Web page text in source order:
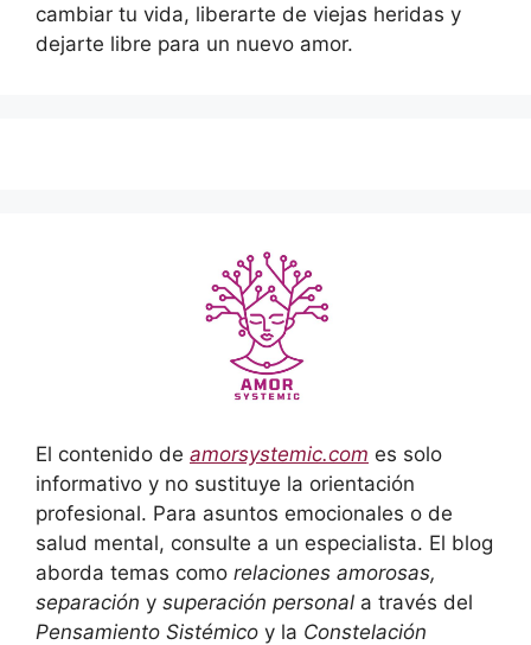
cambiar tu vida, liberarte de viejas heridas y
dejarte libre para un nuevo amor.
El contenido de amorsystemic.com es solo
informativo y no sustituye la orientación
profesional. Para asuntos emocionales o de
salud mental, consulte a un especialista. El blog
aborda temas como relaciones amorosas,
separación y superación personal a través del
Pensamiento Sistémico y la Constelación